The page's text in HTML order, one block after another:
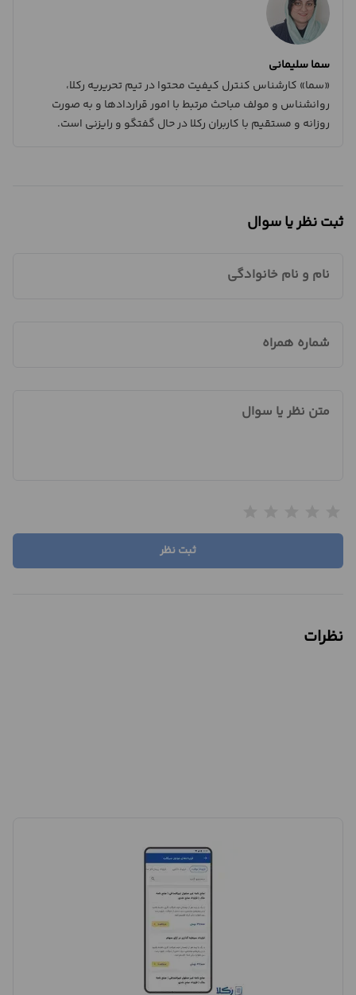
سما سلیمانی
«سما» کارشناس کنترل کیفیت محتوا در تیم تحریریه رکلا،
روانشناس و مولف مباحث مرتبط با امور قراردادها و به صورت
روزانه و مستقیم با کاربران رکلا در حال گفتگو و رایزنی است.
ثبت نظر یا سوال
نام و نام خانوادگی
شماره همراه
متن نظر یا سوال
ثبت نظر
نظرات